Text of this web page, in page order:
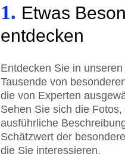
1. Etwas
entdecken
Entdecken Sie in unseren
Tausende von
die von Experten
Sehen Sie sich die Fotos,
ausführliche
Schätzwert der
die Sie interessieren.